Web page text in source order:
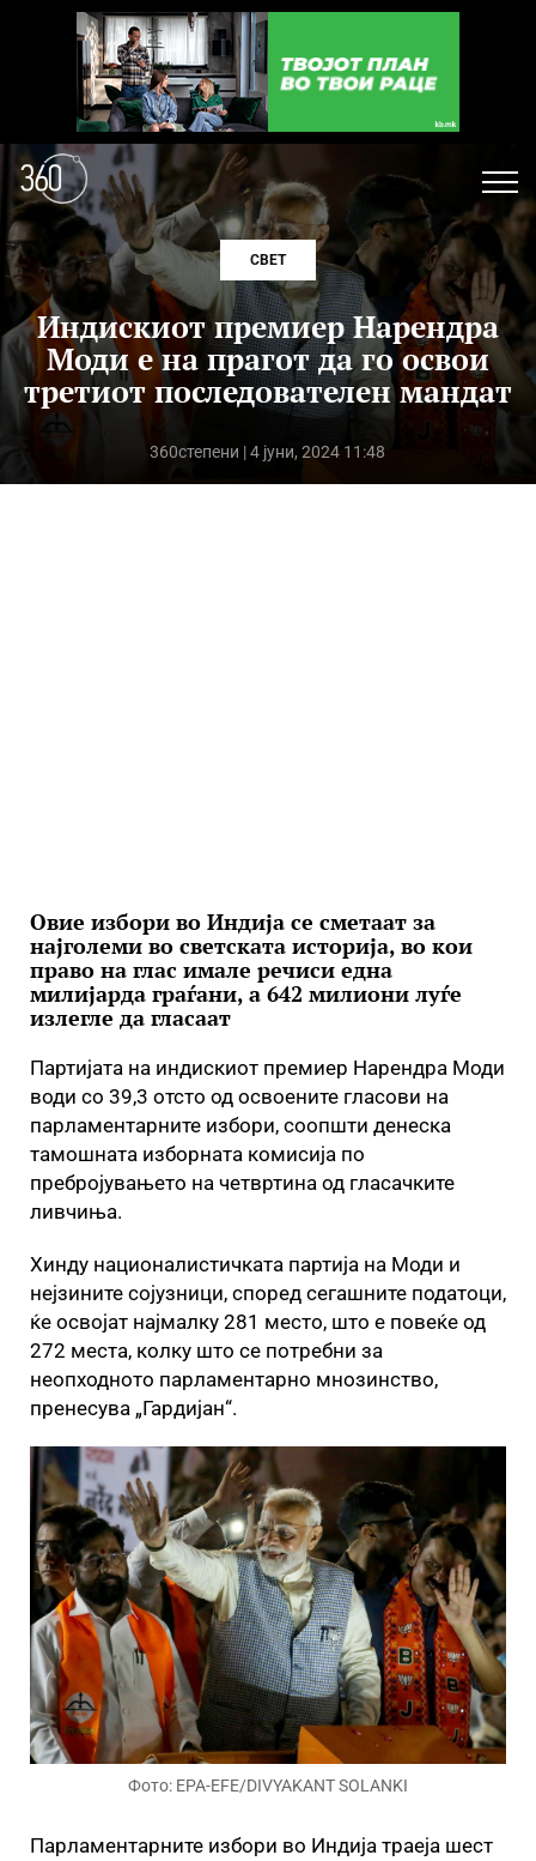
СВЕТ
Индискиот премиер Нарендра
Моди е на прагот да го освои
третиот последователен мандат
360степени | 4 јуни, 2024 11:48
Овие избори во Индија се сметаат за
најголеми во светската историја, во кои
право на глас имале речиси една
милијарда граѓани, а 642 милиони луѓе
излегле да гласаат
Партијата на индискиот премиер Нарендра Моди
води со 39,3 отсто од освоените гласови на
парламентарните избори, соопшти денеска
тамошната изборната комисија по
пребројувањето на четвртина од гласачките
ливчиња.
Хинду националистичката партија на Моди и
нејзините сојузници, според сегашните податоци,
ќе освојат најмалку 281 место, што е повеќе од
272 места, колку што се потребни за
неопходното парламентарно мнозинство,
пренесува „Гардијан“.
Фото: EPA-EFE/DIVYAKANT SOLANKI
Парламентарните избори во Индија траеја шест